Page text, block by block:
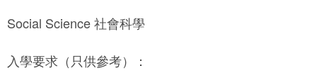
Social Science 社會科學
入學要求（只供參考）：